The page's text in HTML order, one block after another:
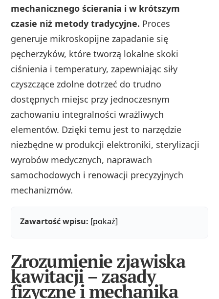
mechanicznego ścierania i w krótszym
czasie niż metody tradycyjne. Proces
generuje mikroskopijne zapadanie się
pęcherzyków, które tworzą lokalne skoki
ciśnienia i temperatury, zapewniając siły
czyszczące zdolne dotrzeć do trudno
dostępnych miejsc przy jednoczesnym
zachowaniu integralności wrażliwych
elementów. Dzięki temu jest to narzędzie
niezbędne w produkcji elektroniki, sterylizacji
wyrobów medycznych, naprawach
samochodowych i renowacji precyzyjnych
mechanizmów.
Zawartość wpisu: [pokaż]
Zrozumienie zjawiska
kawitacji – zasady
fizyczne i mechanika